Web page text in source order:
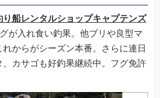
り船レンタルショップキャプテンズ
が入れ食い釣果。他ブリや良型マ
からがシーズン本番。さらに連日
、カサゴも好釣果継続中。フグ免許